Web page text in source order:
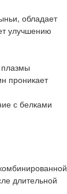
обладает
улучшению
плазмы
проникает
с белками
длительной